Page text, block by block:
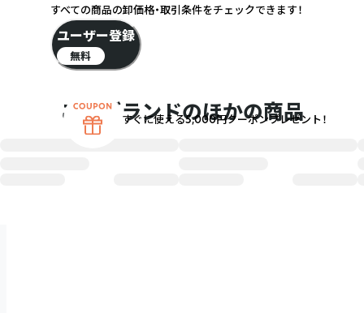
このブランドのほかの商品
すべての商品の卸価格・取引条件をチェックできます！
ユーザー登録
無料
すぐに使える5,000円クーポンプレゼント！